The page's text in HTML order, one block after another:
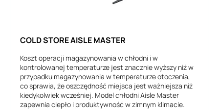
COLD STORE AISLE MASTER
Koszt operacji magazynowania w chłodni i w
kontrolowanej temperaturze jest znacznie wyższy niż w
przypadku magazynowania w temperaturze otoczenia,
co sprawia, że oszczędność miejsca jest ważniejsza niż
kiedykolwiek wcześniej. Model chłodni Aisle Master
zapewnia ciepło i produktywność w zimnym klimacie.